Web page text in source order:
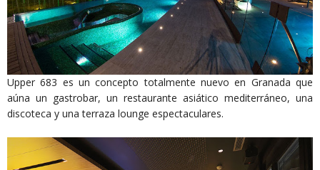
Upper 683 es un concepto totalmente nuevo en Granada que
aúna un gastrobar, un restaurante asiático mediterráneo, una
discoteca y una terraza lounge espectaculares.